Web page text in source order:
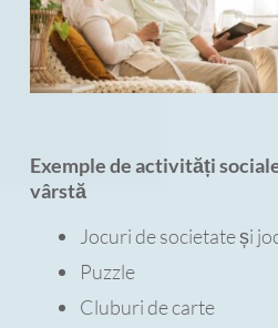
Exemple de activități
vârstă
Jocuri de societate și
Puzzle
Cluburi de carte